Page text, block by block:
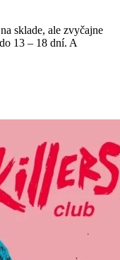
sklade, ale zvyčajne
13 – 18 dní. A